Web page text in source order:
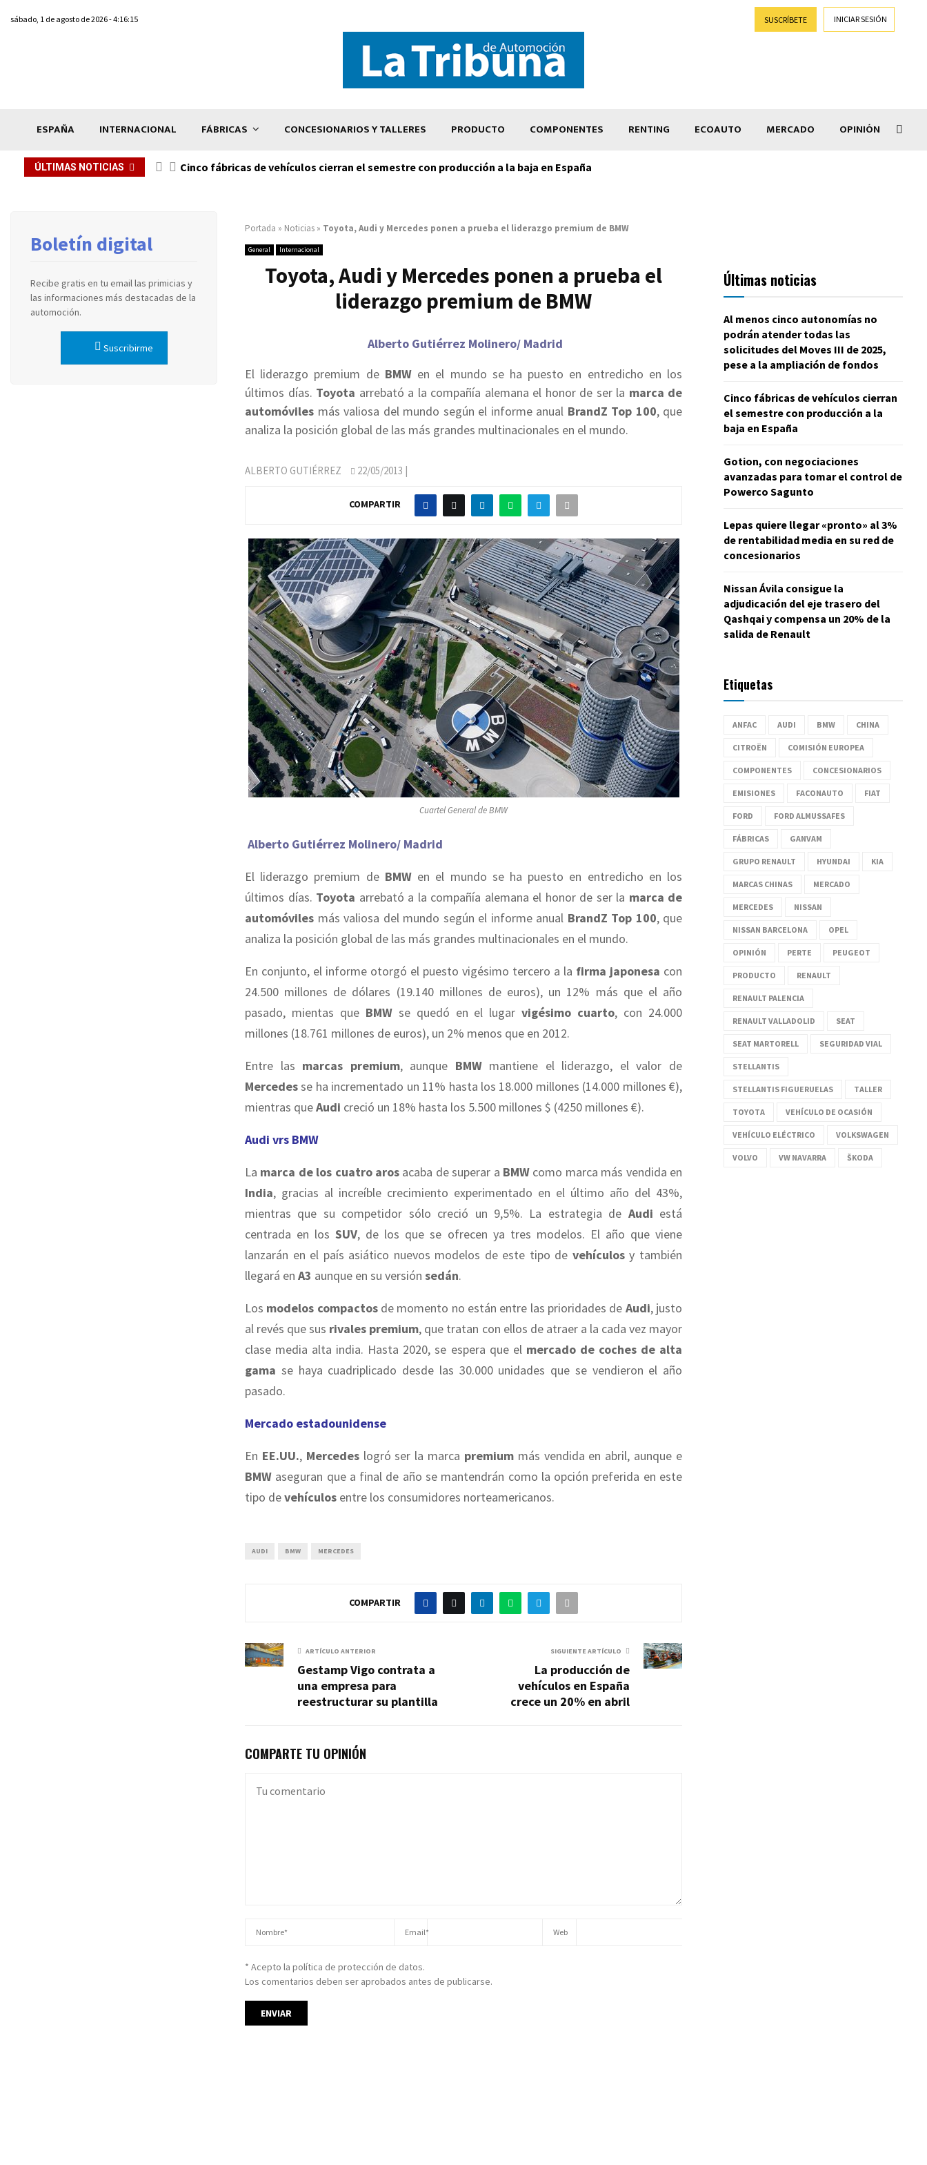
sábado, 1 de agosto de 2026 - 4:16:15 SUSCRÍBETE INICIAR SESIÓN
ESPAÑA INTERNACIONAL FÁBRICAS CONCESIONARIOS Y TALLERES PRODUCTO COMPONENTES RENTING ECOAUTO MERCADO OPINIÓN
ÚLTIMAS NOTICIAS Cinco fábricas de vehículos cierran el semestre con producción a la baja en España
Portada » Noticias » Toyota, Audi y Mercedes ponen a prueba el liderazgo premium de BMW
General Internacional
Toyota, Audi y Mercedes ponen a prueba el
liderazgo premium de BMW
Alberto Gutiérrez Molinero/ Madrid
El liderazgo premium de BMWen el mundo se ha puesto en entredicho en los
últimos días. Toyota arrebató a la compañía alemana el honor de ser la marca de
automóviles más valiosa del mundo según el informe anual BrandZ Top 100, que
analiza la posición global de las más grandes multinacionales en el mundo.
ALBERTO GUTIÉRREZ 22/05/2013 |
COMPARTIR
Cuartel General de BMW
Alberto Gutiérrez Molinero/ Madrid
El liderazgo premium de BMWen el mundo se ha puesto en entredicho en los
últimos días. Toyota arrebató a la compañía alemana el honor de ser la marca de
automóviles más valiosa del mundo según el informe anual BrandZ Top 100, que
analiza la posición global de las más grandes multinacionales en el mundo.
En conjunto, el informe otorgó el puesto vigésimo tercero a la firma japonesa con
24.500 millones de dólares (19.140 millones de euros), un 12% más que el año
pasado, mientas que BMWse quedó en el lugarvigésimo cuarto, con 24.000
millones (18.761 millones de euros), un 2% menos que en 2012.
Entre las marcas premium, aunque BMWmantiene el liderazgo, el valor de
Mercedesse ha incrementado un 11% hasta los 18.000 millones (14.000 millones €),
mientras queAudi creció un 18% hasta los 5.500 millones $ (4250 millones €).
Audi vrs BMW
La marca de los cuatro aros acaba de superar a BMW como marca más vendida en
India, gracias al increíble crecimiento experimentado en el último año del 43%,
mientras que su competidor sólo creció un 9,5%. La estrategia de Audi está
centrada en losSUV, de los que se ofrecen ya tres modelos. El año que viene
lanzarán en el país asiático nuevos modelos de este tipo de vehículosy también
llegará en A3 aunque en su versión sedán.
Los modelos compactosde momento no están entre las prioridades de Audi, justo
al revés que sus rivales premium, que tratan con ellos de atraer a la cada vez mayor
clase media alta india. Hasta 2020, se espera que el mercado de coches de alta
gama se haya cuadriplicado desde las 30.000 unidades que se vendieron el año
pasado.
Mercado estadounidense
En EE.UU., Mercedeslogró ser la marca premiummás vendida en abril, aunque e
BMW aseguran que a final de año se mantendrán como la opción preferida en este
tipo devehículos entre los consumidores norteamericanos.
AUDI BMW MERCEDES
COMPARTIR
ARTÍCULO ANTERIOR
Gestamp Vigo contrata a
una empresa para
reestructurar su plantilla
SIGUIENTE ARTÍCULO
La producción de
vehículos en España
crece un 20% en abril
COMPARTE TU OPINIÓN
* Acepto la política de protección de datos.
Los comentarios deben ser aprobados antes de publicarse.
Boletín digital
Recibe gratis en tu email las primicias y
las informaciones más destacadas de la
automoción.
Suscribirme
Últimas noticias
Al menos cinco autonomías no
podrán atender todas las
solicitudes del Moves III de 2025,
pese a la ampliación de fondos
Cinco fábricas de vehículos cierran
el semestre con producción a la
baja en España
Gotion, con negociaciones
avanzadas para tomar el control de
Powerco Sagunto
Lepas quiere llegar «pronto» al 3%
de rentabilidad media en su red de
concesionarios
Nissan Ávila consigue la
adjudicación del eje trasero del
Qashqai y compensa un 20% de la
salida de Renault
Etiquetas
ANFAC AUDI BMW CHINA
CITROËN COMISIÓN EUROPEA
COMPONENTES CONCESIONARIOS
EMISIONES FACONAUTO FIAT
FORD FORD ALMUSSAFES
FÁBRICAS GANVAM
GRUPO RENAULT HYUNDAI KIA
MARCAS CHINAS MERCADO
MERCEDES NISSAN
NISSAN BARCELONA OPEL
OPINIÓN PERTE PEUGEOT
PRODUCTO RENAULT
RENAULT PALENCIA
RENAULT VALLADOLID SEAT
SEAT MARTORELL SEGURIDAD VIAL
STELLANTIS
STELLANTIS FIGUERUELAS TALLER
TOYOTA VEHÍCULO DE OCASIÓN
VEHÍCULO ELÉCTRICO VOLKSWAGEN
VOLVO VW NAVARRA ŠKODA